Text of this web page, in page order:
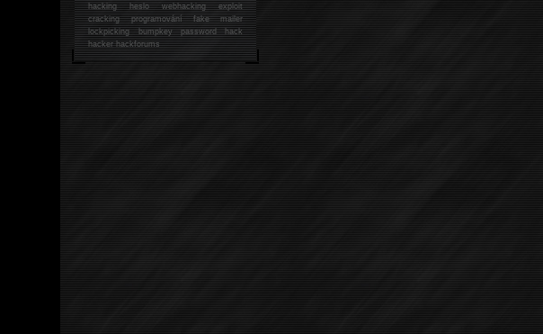
hacking heslo webhacking exploit
cracking programování fake mailer
lockpicking bumpkey password hack
hackerhackforums